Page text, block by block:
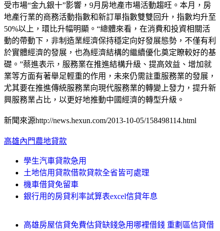
受市場“金九銀十”影響，9月房地產市場活動趨旺。本月，房
地產行業的商務活動指數和新訂單指數雙雙回升，指數均升至
50%以上，環比升幅明顯。“總體來看，在消費和投資相關活
動的帶動下，非制造業經濟保持穩定向好發展態勢，不僅有利
於實體經濟的發展，也為經濟結構的繼續優化奠定瞭較好的基
礎。”蔡進表示，服務業在推進結構升級、提高效益、增加就
業等方面有著舉足輕重的作用，未來仍需註重服務業的發展，
尤其要在推進傳統服務業向現代服務業的轉變上發力，提升新
興服務業占比，以更好地推動中國經濟的轉型升級。
新聞來源http://news.hexun.com/2013-10-05/158498114.html
高雄內門農地貸款
學生汽車貸款急用
土地信用貸款借款貸款全省皆可處理
機車借貸免留車
銀行用的房貸利率試算表excel信貸年息
高雄房屋信貸免費估貸缺錢急用哪裡借錢 重劃區信貸借